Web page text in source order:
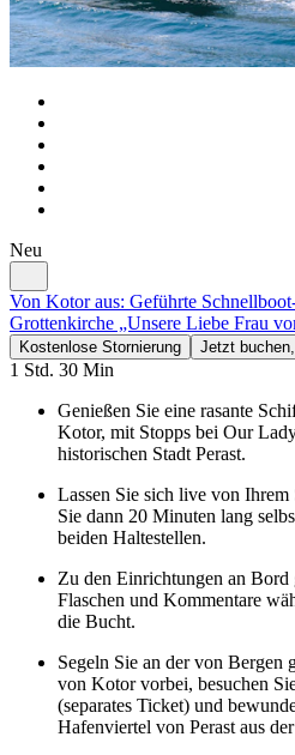
Neu
Von Kotor aus: Geführte
Grottenkirche „Unsere Liebe Frau
Kostenlose Stornierung Jetzt
1 Std. 30 Min
Genießen Sie eine rasante
Kotor, mit Stopps bei Our
historischen Stadt Perast.
Lassen Sie sich live von Ihrem
Sie dann 20 Minuten lang
beiden Haltestellen.
Zu den Einrichtungen an
Flaschen und Kommentare
die Bucht.
Segeln Sie an der von Bergen
von Kotor vorbei, besuchen
(separates Ticket) und
Hafenviertel von Perast aus